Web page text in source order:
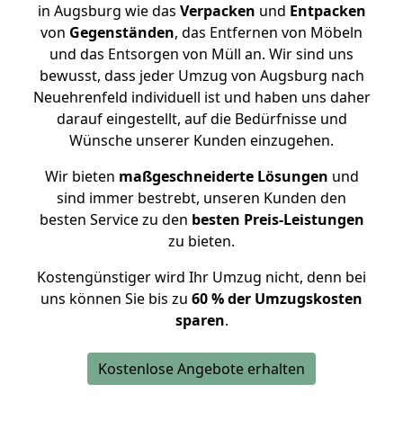
in Augsburg wie das Verpacken und Entpacken
von Gegenständen, das Entfernen von Möbeln
und das Entsorgen von Müll an. Wir sind uns
bewusst, dass jeder Umzug von Augsburg nach
Neuehrenfeld individuell ist und haben uns daher
darauf eingestellt, auf die Bedürfnisse und
Wünsche unserer Kunden einzugehen.
Wir bieten maßgeschneiderte Lösungen und
sind immer bestrebt, unseren Kunden den
besten Service zu den besten Preis-Leistungen
zu bieten.
Kostengünstiger wird Ihr Umzug nicht, denn bei
uns können Sie bis zu 60 % der Umzugskosten
sparen.
Kostenlose Angebote erhalten